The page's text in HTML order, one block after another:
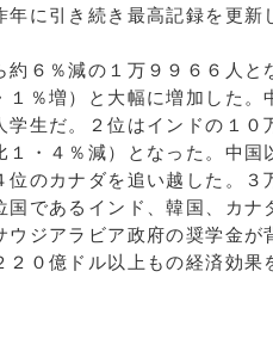
年に引き続き最高記録を更新
６％減の１万９９６６人と
１％増）と大幅に増加した
学生だ。２位はインドの１
１・４％減）となった。中
位のカナダを追い越した。
国であるインド、韓国、カ
ウジアラビア政府の奨学金
２０億ドル以上もの経済効果